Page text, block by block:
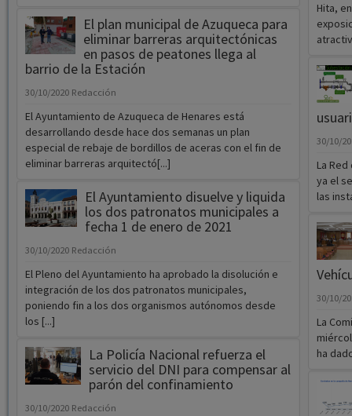
El plan municipal de Azuqueca para
eliminar barreras arquitectónicas
en pasos de peatones llega al
barrio de la Estación
30/10/2020 Redacción
El Ayuntamiento de Azuqueca de Henares está
desarrollando desde hace dos semanas un plan
especial de rebaje de bordillos de aceras con el fin de
eliminar barreras arquitectó[...]
El Ayuntamiento disuelve y liquida
los dos patronatos municipales a
fecha 1 de enero de 2021
30/10/2020 Redacción
El Pleno del Ayuntamiento ha aprobado la disolución e
integración de los dos patronatos municipales,
poniendo fin a los dos organismos autónomos desde
los [...]
La Policía Nacional refuerza el
servicio del DNI para compensar al
parón del confinamiento
30/10/2020 Redacción
Hita,
30/10/
La
ya el
las
30/10/
La
ha